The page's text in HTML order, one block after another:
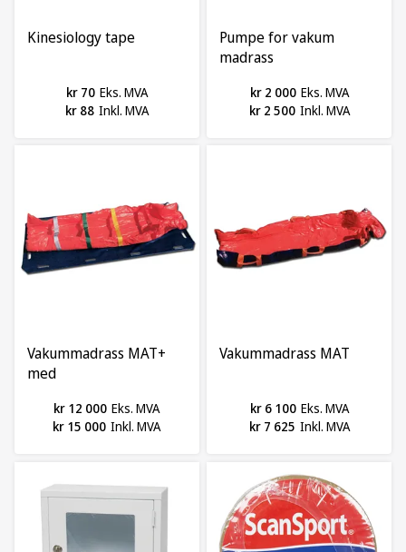
Kinesiology tape
kr 70 Eks. MVA
kr 88 Inkl. MVA
Pumpe for vakum
madrass
kr 2 000 Eks. MVA
kr 2 500 Inkl. MVA
Vakummadrass MAT+
med
kr 12 000 Eks. MVA
kr 15 000 Inkl. MVA
Vakummadrass MAT
kr 6 100 Eks. MVA
kr 7 625 Inkl. MVA